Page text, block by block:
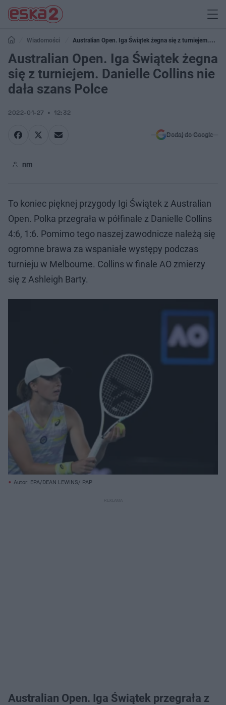
Wiadomości
Australian Open. Iga Świątek żegna się z turniejem.
Danielle Collins nie dała szans Polce
Australian Open. Iga Świątek żegna
się z turniejem. Danielle Collins nie
dała szans Polce
2022-01-27 12:32
Dodaj do Google
nm
To koniec pięknej przygody Igi Świątek z Australian
Open. Polka przegrała w półfinale z Danielle Collins
4:6, 1:6. Pomimo tego naszej zawodnicze należą się
ogromne brawa za wspaniałe występy podczas
turnieju w Melbourne. Collins w finale AO zmierzy
się z Ashleigh Barty.
Autor: EPA/DEAN LEWINS/ PAP
Australian Open. Iga Świątek przegrała z